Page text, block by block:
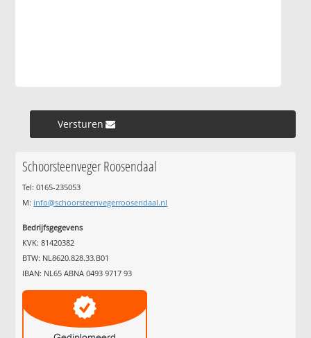
Versturen »
Schoorsteenveger Roosendaal
Tel: 0165-235053
M: info@schoorsteenvegerroosendaal.nl
Bedrijfsgegevens
KVK: 81420382
BTW: NL8620.828.33.B01
IBAN: NL65 ABNA 0493 9717 93